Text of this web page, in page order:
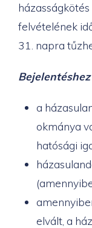
felvételének
31. napra
a
okmánya
hatósági
elvált, a